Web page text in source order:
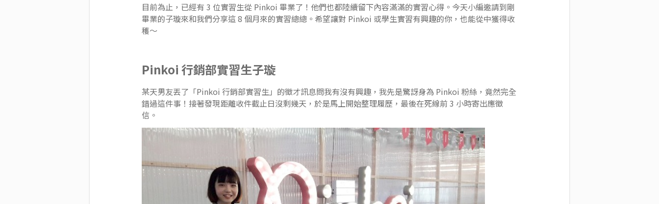
目前為止，已經有 3 位實習生從 Pinkoi 畢業了！他們也都陸續留下內容滿滿的實習心得。今天小編邀請到剛
畢業的子璇來和我們分享這 8 個月來的實習總總。希望讓對 Pinkoi 或學生實習有興趣的你，也能從中獲得收
穫～
Pinkoi 行銷部實習生子璇
某天男友丟了「Pinkoi 行銷部實習生」的徵才訊息問我有沒有興趣，我先是驚訝身為 Pinkoi 粉絲，竟然完全
錯過這件事！接著發現距離收件截止日沒剩幾天，於是馬上開始整理履歷，最後在死線前 3 小時寄出應徵
信。